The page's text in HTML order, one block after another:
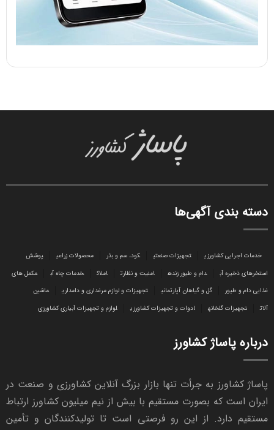
دسته بندی آگهی‌ها
خدمات اجرایی کشاورزی تجهیزات صنعتی کود، سم و بذر محصولات زراعی
پوشش
استخرهای ذخیره آب
دام و طیور زنده امنیت و نظارت املاک خدمات چاه آب
مکمل های
غذایی دام و طیور
گل و گیاهان آپارتمانی تجهیزات و لوازم مرغداری و دامداری
ماشین
آلات
تجهیزات گلخانه ادوات و تجهیزات کشاورزی لوازم و تجهیزات آبیاری کشاورزی
درباره پاساژ کشاورز
پاساژ کشاورز به جرأت تنها بازار بزرگ آنلاین کشاورزی و صنعت در
ایران است که بصورت مستقیم با بیش از نیم میلیون کشاورز ارتباط
مستقیم دارد. از این رو فرصتی است تا تولیدکنندگان و تأمین